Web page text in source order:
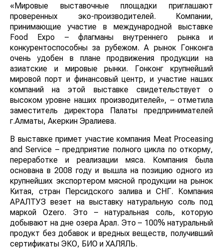
«Мировые выставочные площадки приглашают
проверенных эко-производителей. Компании,
принимающие участие в международной выставке
Food Expo – флагманы внутреннего рынка и
конкурентоспособны за рубежом. А рынок Гонконга
очень удобен в плане продвижения продукции на
азиатские и мировые рынки. Гонконг крупнейший
мировой порт и финансовый центр, и участие наших
компаний на этой выставке свидетельствует о
высоком уровне наших производителей», – отметила
заместитель директора Палаты предпринимателей
г.Алматы, Акеркин Эралиева.
В выставке примет участие компания Meat Proceasing
and Service – предприятие полного цикла по откорму,
переработке и реализации мяса. Компания была
основана в 2008 году и вышла на позицию одного из
крупнейших экспортером мясной продукции на рынок
Китая, стран Персидского залива и СНГ. Компания
АРАЛТУЗ везет на выставку натуральную соль под
маркой Оzero. Это – натуральная соль, которую
добывают на дне озера Арал. Это – 100% натуральный
продукт без добавок и вредных веществ, получивший
сертификаты ЭКО, БИО и ХАЛЯЛЬ.